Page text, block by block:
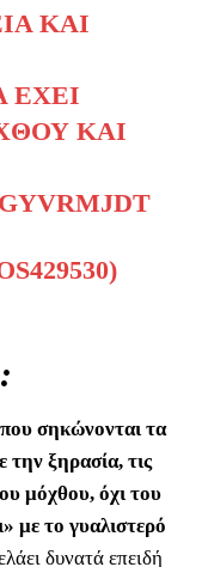
ΚΑΙ
ΈΧΕΙ
ΚΑΙ
που σηκώνονται τα
την ξηρασία, τις
μόχθου, όχι του
με το γυαλιστερό
δυνατά επειδή